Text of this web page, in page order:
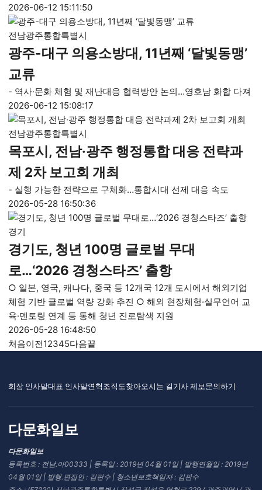
2026-06-12 15:11:50
전남광주통합특별시
광주-대구 의용소방대, 11년째 ‘달빛동맹’
교류
- 역사·문화 체험 및 재난대응 협력방안 논의…영호남 화합 다져
2026-06-12 15:08:17
전남광주통합특별시
목포시, 전남·광주 행정통합 대응 전략과
제 2차 보고회 개최
- 실행 가능한 전략으로 구체화…통합시대 선제 대응 속도
2026-05-28 16:50:36
경기
경기도, 청년 100명 글로벌 무대
로…‘2026 경청스타즈’ 출항
○ 일본, 영국, 캐나다, 중국 등 12개국 12개 도시에서 해외기업
체험 기반 글로벌 역량 강화 추진 ○ 해외 현장체험·실무언어 교
육·멘토링 연계 등 통해 청년 진로탐색 지원
2026-05-28 16:48:50
처음이전12345다음끝
회장 인사말대표 인사말연혁조직도찾아오시는 길기사 제보문의하기
다문화일보
다문화일보
등록번호 : 전남.아00333 | 등록일 : 2019년 04월 01일 | 발행연월일 : 2019년
04월 01일 | 발행.편집인 : 김판수 | 청소년보호책임자 : 김판수